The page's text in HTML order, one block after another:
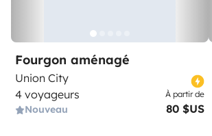
Fourgon aménagé
Union City
4 voyageurs
Nouveau
À partir de
80 $US